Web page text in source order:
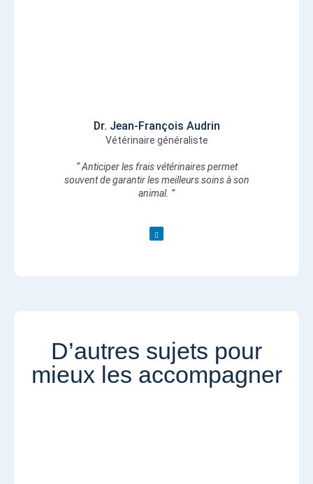
Dr. Jean-François Audrin
Vétérinaire généraliste
“ Anticiper les frais vétérinaires permet
souvent de garantir les meilleurs soins à son
animal. ”
D’autres sujets pour
mieux les accompagner​​